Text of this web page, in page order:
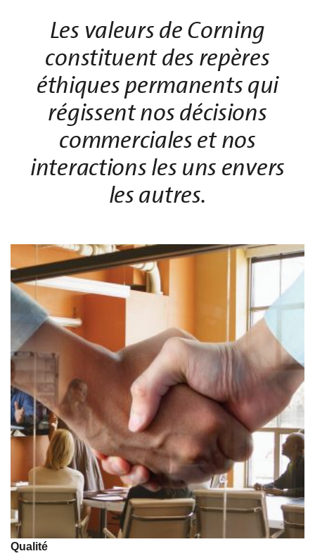
Les valeurs de Corning
constituent des repères
éthiques permanents qui
régissent nos décisions
commerciales et nos
interactions les uns envers
les autres.
Qualité